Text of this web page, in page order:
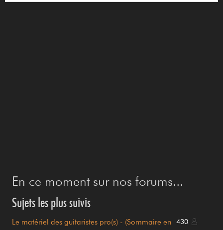
En ce moment sur nos forums...
Sujets les plus suivis
Le matériel des guitaristes pro(s) - (Sommaire en
430